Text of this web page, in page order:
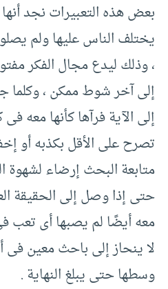
بعض هذه التعبيرات نجد
يختلف الناس عليها ولم
، وذلك ليدع مجال الفكر
إلى آخر شوط ممكن ،
إلى الآية فرآها كأنها معه
تصرح على الأقل بكذبه أو
متابعة البحث إرضاء
حتى إذا وصل إلى الحقيقة
معه أيضًا لم يصبها أى تعب
لا ينحاز إلى باحث معين
وسطها حتى يبلغ النهاية .‏